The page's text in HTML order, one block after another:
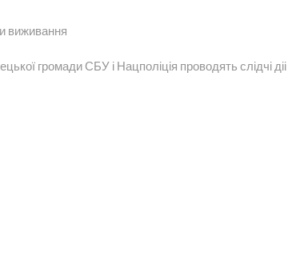
виживання
громади СБУ і Нацполіція проводять слідчі діі